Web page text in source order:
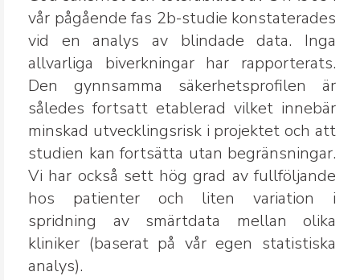
vår pågående fas 2b-studie konstaterades
vid en analys av blindade data. Inga
allvarliga biverkningar har rapporterats.
Den gynnsamma säkerhetsprofilen är
således fortsatt etablerad vilket innebär
minskad utvecklingsrisk i projektet och att
studien kan fortsätta utan begränsningar.
Vi har också sett hög grad av fullföljande
hos patienter och liten variation i
spridning av smärtdata mellan olika
kliniker (baserat på vår egen statistiska
analys).